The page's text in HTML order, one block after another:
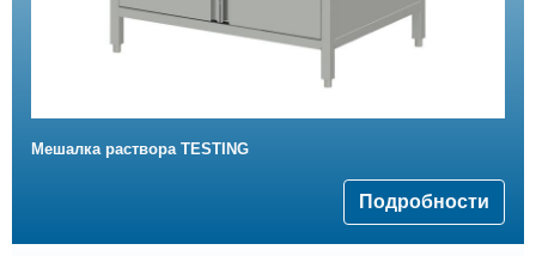
Мешалка раствора TESTING
Подробности